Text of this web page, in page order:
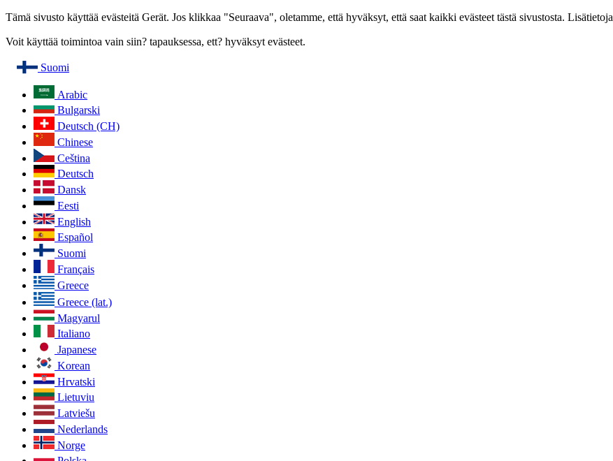
Tämä sivusto käyttää evästeitä Gerät. Jos klikkaa "Seuraava", oletamme, että hyväksyt, että saat kaikki evästeet tästä sivustosta. Lisätietoja
Voit käyttää toimintoa vain siin? tapauksessa, ett? hyväksyt evästeet.
Suomi
Arabic
Bulgarski
Deutsch (CH)
Chinese
Ceština
Deutsch
Dansk
Eesti
English
Español
Suomi
Français
Greece
Greece (lat.)
Magyarul
Italiano
Japanese
Korean
Hrvatski
Lietuviu
Latviešu
Nederlands
Norge